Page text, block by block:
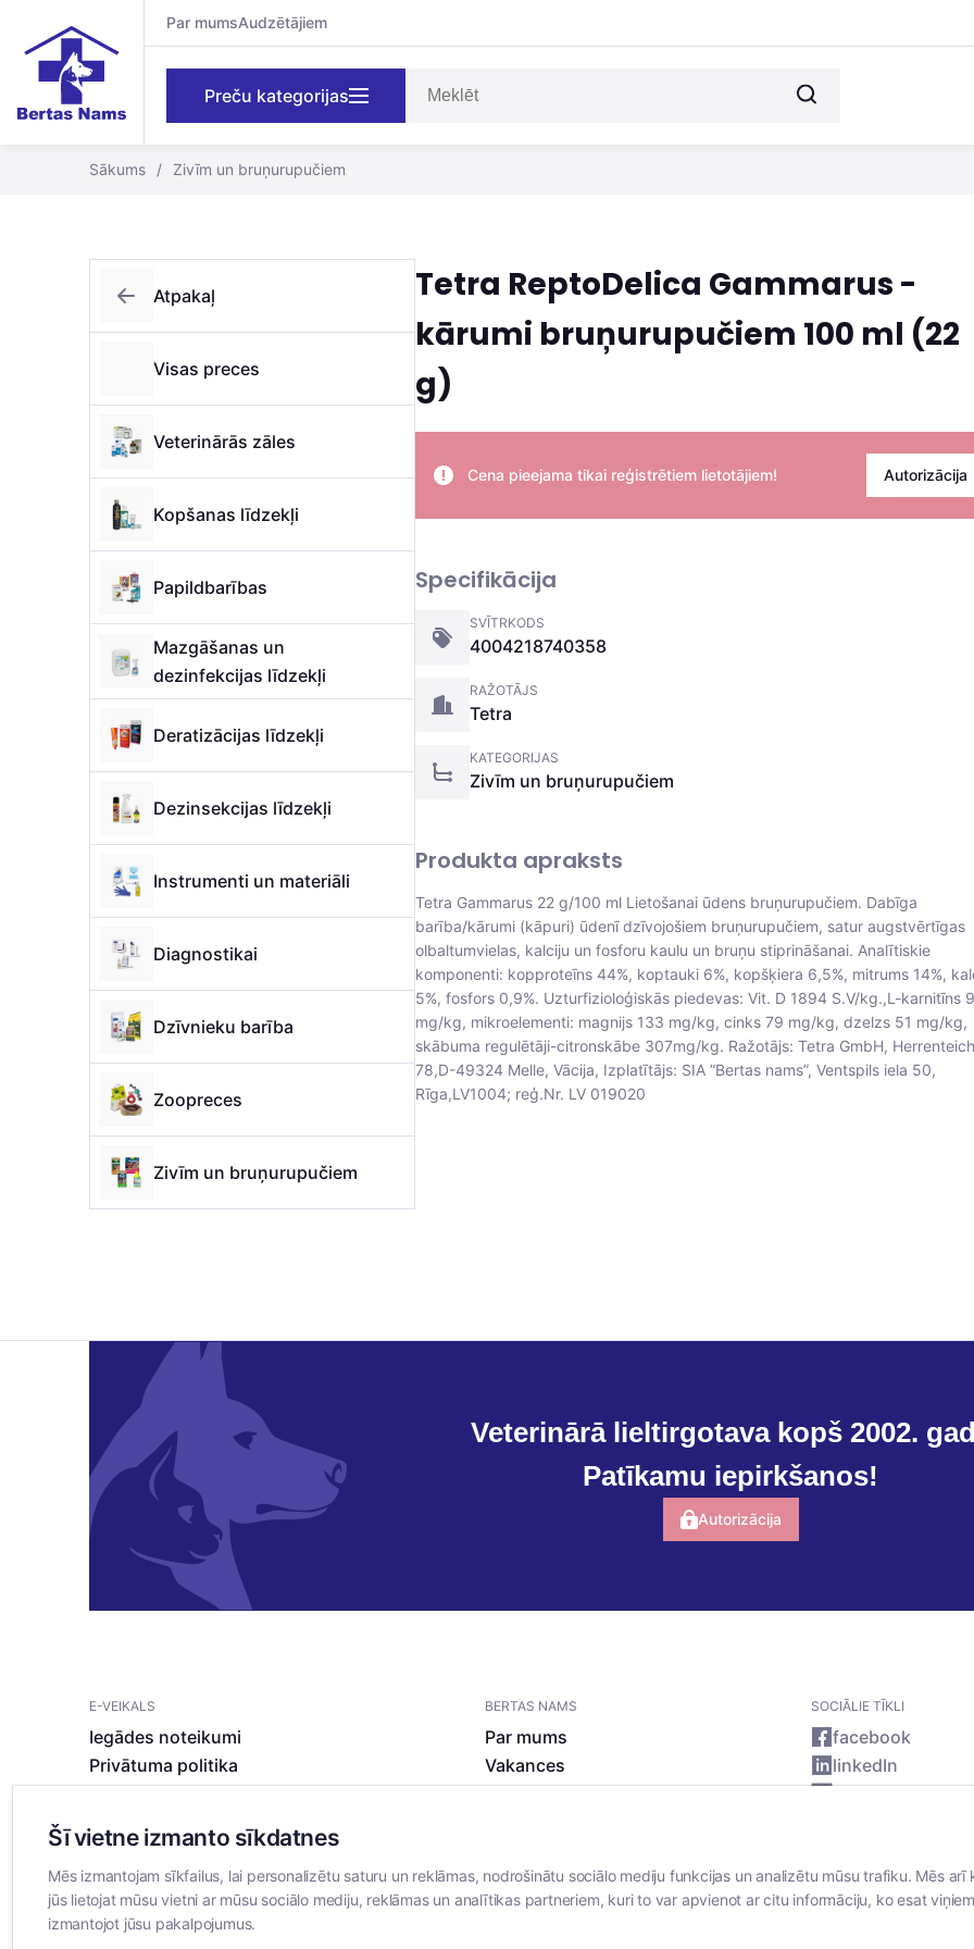
Par mumsAudzētājiem
Preču kategorijas
Sākums / Zivīm un bruņurupučiem
Atpakaļ
Visas preces
Veterinārās zāles
Kopšanas līdzekļi
Papildbarības
Mazgāšanas un
dezinfekcijas līdzekļi
Deratizācijas līdzekļi
Dezinsekcijas līdzekļi
Instrumenti un materiāli
Diagnostikai
Dzīvnieku barība
Zoopreces
Zivīm un bruņurupučiem
Tetra ReptoDelica Gammarus -
kārumi bruņurupučiem 100 ml (22
g)
Cena pieejama tikai reģistrētiem lietotājiem! Autorizācija
Specifikācija
SVĪTRKODS
4004218740358
RAŽOTĀJS
Tetra
KATEGORIJAS
Zivīm un bruņurupučiem
Produkta apraksts
Tetra Gammarus 22 g/100 ml Lietošanai ūdens bruņurupučiem. Dabīga
barība/kārumi (kāpuri) ūdenī dzīvojošiem bruņurupučiem, satur augstvērtīgas
olbaltumvielas, kalciju un fosforu kaulu un bruņu stiprināšanai. Analītiskie
komponenti: kopproteīns 44%, koptauki 6%, kopšķiera 6,5%, mitrums 14%,
5%, fosfors 0,9%. Uzturfizioloģiskās piedevas: Vit. D 1894 S.V/kg.,L-karnitīns
mg/kg, mikroelementi: magnijs 133 mg/kg, cinks 79 mg/kg, dzelzs 51 mg/kg,
skābuma regulētāji-citronskābe 307mg/kg. Ražotājs: Tetra GmbH, Herrenteich
78,D-49324 Melle, Vācija, Izplatītājs: SIA ”Bertas nams”, Ventspils iela 50,
Rīga,LV1004; reģ.Nr. LV 019020
Veterinārā lieltirgotava kopš 2002.
Patīkamu iepirkšanos!
Autorizācija
E-VEIKALS
Iegādes noteikumi
Privātuma politika
BERTAS NAMS
Par mums
Vakances
SOCIĀLIE TĪKLI
facebook
linkedIn
Šī vietne izmanto sīkdatnes
Mēs izmantojam sīkfailus, lai personalizētu saturu un reklāmas, nodrošinātu sociālo mediju funkcijas un analizētu mūsu trafiku. Mēs
jūs lietojat mūsu vietni ar mūsu sociālo mediju, reklāmas un analītikas partneriem, kuri to var apvienot ar citu informāciju, ko esat
izmantojot jūsu pakalpojumus.